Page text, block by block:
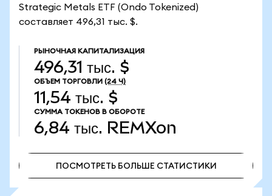
Strategic Metals ETF (Ondo Tokenized)
составляет 496,31 тыс. $.
РЫНОЧНАЯ КАПИТАЛИЗАЦИЯ
496,31 тыс. $
ОБЪЕМ ТОРГОВЛИ (24 Ч)
11,54 тыс. $
СУММА ТОКЕНОВ В ОБОРОТЕ
6,84 тыс. REMXon
ПОСМОТРЕТЬ БОЛЬШЕ СТАТИСТИКИ